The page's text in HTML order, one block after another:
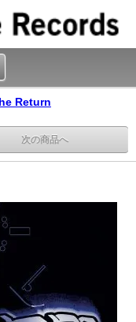
Return
次の商品へ